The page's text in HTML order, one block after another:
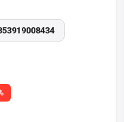
KHI NHẬN HÀNG